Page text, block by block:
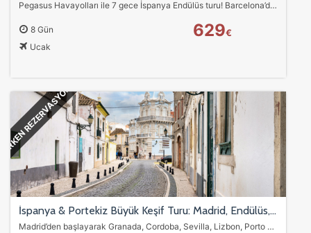
Daha fazla bilgi için KVKK bilgilendirmemizi, çerez kullanım
gizlilik koşullarınıinceleyebilirsiniz.
Zorunlu Çerezler HER ZAMAN AKTIF
Oturum yönetimi, güvenlik ve temel site işlevleri için
gereklidir. Bu çerezler olmadan site düzgün çalışmaz ve
devre dışı bırakılamaz.
Pegasus Havayolları ile 7 gece İspanya Endülüs turu! Barcelona’dan Madrid’e uzanan rota; Gaudi eserleri, Granada Alhambra Sarayı, Sevilla Flamenco geceleri ve Toledo…
8 Gün
Ucak
629€
ERKEN REZERVASYON
İspanya & Portekiz Büyük Keşif Turu: Madrid, Endülüs, Lizbon, Porto ve Barcelona
Madrid’den başlayarak Granada, Cordoba, Sevilla, Lizbon, Porto ve Barcelona’ya uzanan kapsamlı İspanya & Portekiz turu. Alhambra Sarayı, Toledo, Sintra, Cabo da…